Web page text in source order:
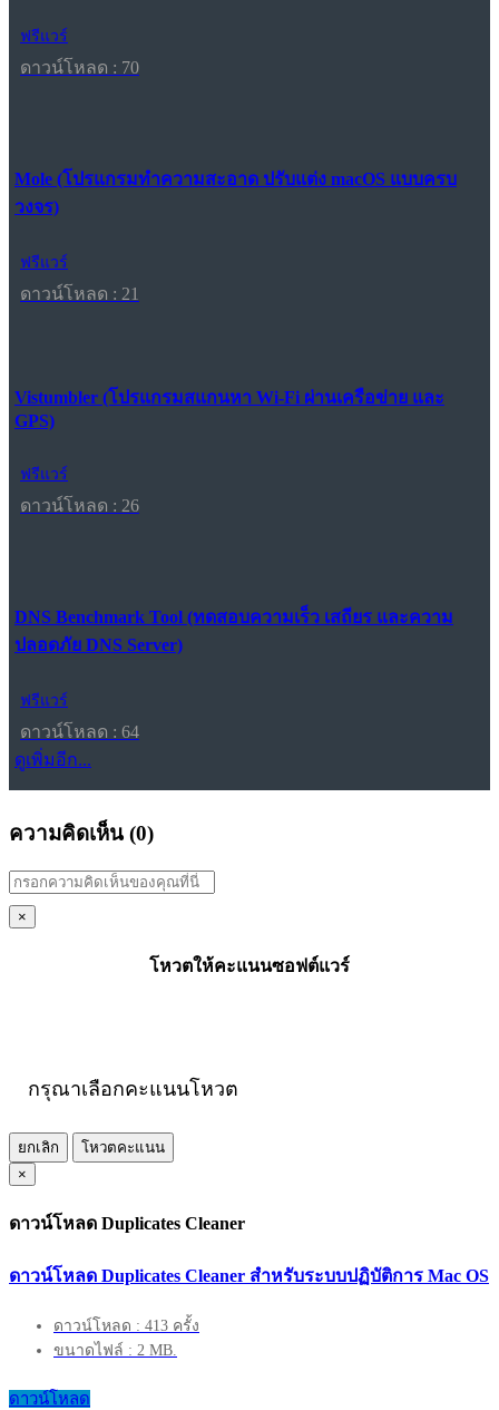
ฟรีแวร์
ดาวน์โหลด : 70
Mole (โปรแกรมทำความสะอาด ปรับแต่ง macOS แบบครบ
วงจร)
ฟรีแวร์
ดาวน์โหลด : 21
Vistumbler (โปรแกรมสแกนหา Wi-Fi ผ่านเครือข่าย และ
GPS)
ฟรีแวร์
ดาวน์โหลด : 26
DNS Benchmark Tool (ทดสอบความเร็ว เสถียร และความ
ปลอดภัย DNS Server)
ฟรีแวร์
ดาวน์โหลด : 64
ดูเพิ่มอีก...
ความคิดเห็น (0)
×
โหวตให้คะแนนซอฟต์แวร์
กรุณาเลือกคะแนนโหวต
ยกเลิก
โหวตคะแนน
×
ดาวน์โหลด Duplicates Cleaner
ดาวน์โหลด Duplicates Cleaner สำหรับระบบปฏิบัติการ Mac OS
ดาวน์โหลด : 413 ครั้ง
ขนาดไฟล์ : 2 MB.
ดาวน์โหลด